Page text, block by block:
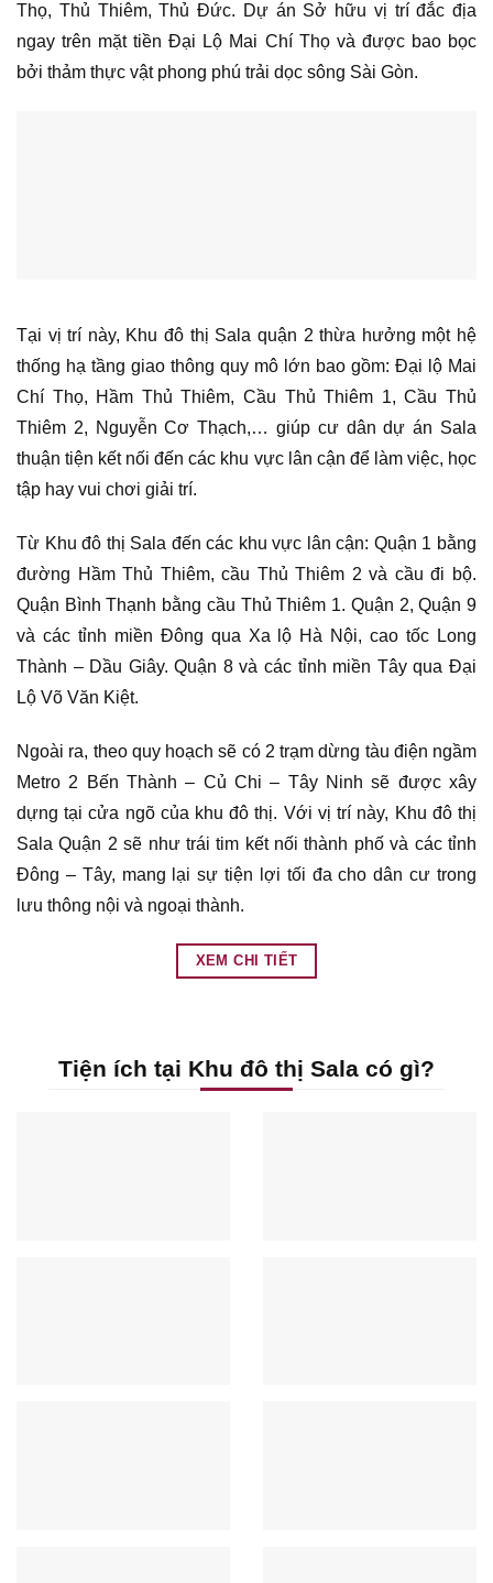
Thọ, Thủ Thiêm, Thủ Đức. Dự án Sở hữu vị trí đắc địa
ngay trên mặt tiền Đại Lộ Mai Chí Thọ và được bao bọc
bởi thảm thực vật phong phú trải dọc sông Sài Gòn.
Tại vị trí này, Khu đô thị Sala quận 2 thừa hưởng một hệ
thống hạ tầng giao thông quy mô lớn bao gồm: Đại lộ Mai
Chí Thọ, Hầm Thủ Thiêm, Cầu Thủ Thiêm 1, Cầu Thủ
Thiêm 2, Nguyễn Cơ Thạch,… giúp cư dân dự án Sala
thuận tiện kết nối đến các khu vực lân cận để làm việc, học
tập hay vui chơi giải trí.
Từ Khu đô thị Sala đến các khu vực lân cận: Quận 1 bằng
đường Hầm Thủ Thiêm, cầu Thủ Thiêm 2 và cầu đi bộ.
Quận Bình Thạnh bằng cầu Thủ Thiêm 1. Quận 2, Quận 9
và các tỉnh miền Đông qua Xa lộ Hà Nội, cao tốc Long
Thành – Dầu Giây. Quận 8 và các tỉnh miền Tây qua Đại
Lộ Võ Văn Kiệt.
Ngoài ra, theo quy hoạch sẽ có 2 trạm dừng tàu điện ngầm
Metro 2 Bến Thành – Củ Chi – Tây Ninh sẽ được xây
dựng tại cửa ngõ của khu đô thị. Với vị trí này, Khu đô thị
Sala Quận 2 sẽ như trái tim kết nối thành phố và các tỉnh
Đông – Tây, mang lại sự tiện lợi tối đa cho dân cư trong
lưu thông nội và ngoại thành.
XEM CHI TIẾT
Tiện ích tại Khu đô thị Sala có gì?